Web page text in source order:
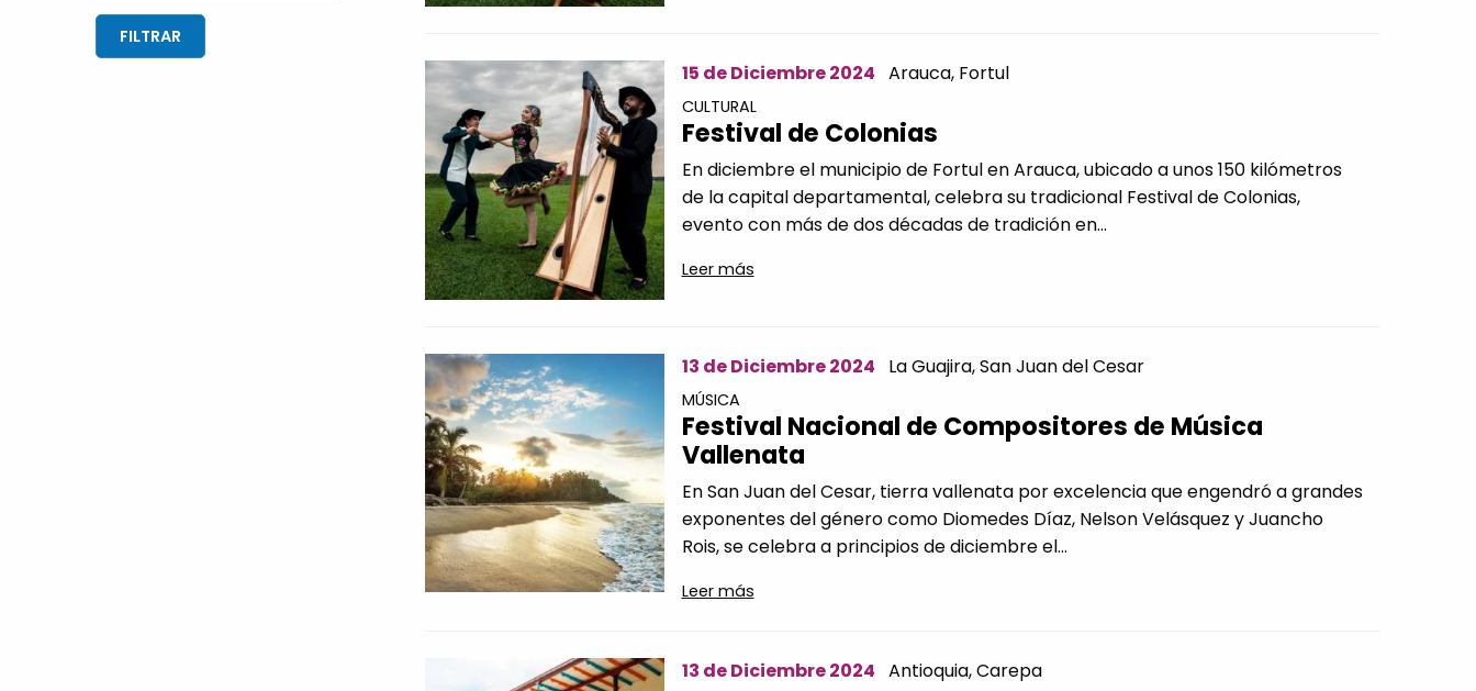
15 de Diciembre 2024 Arauca, Fortul
CULTURAL
Festival de Colonias
En diciembre el municipio de Fortul en Arauca, ubicado a unos 150 kilómetros
de la capital departamental, celebra su tradicional Festival de Colonias,
evento con más de dos décadas de tradición en...
Leer más
13 de Diciembre 2024 La Guajira,San Juan del Cesar
MÚSICA
Festival Nacional de Compositores de Música
Vallenata
En San Juan del Cesar, tierra vallenata por excelencia que engendró a grandes
exponentes del género como Diomedes Díaz, Nelson Velásquez y Juancho
Rois, se celebra a principios de diciembre el...
Leer más
13 de Diciembre 2024 Antioquia,Carepa